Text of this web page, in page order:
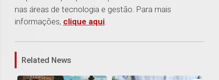
nas áreas de tecnologia e gestão. Para mais
informações, clique aqui.
Related News